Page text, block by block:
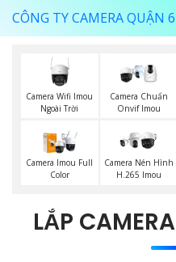
CÔNG TY CAMERA QUẬN 6
Camera Wifi Imou
Ngoài Trời
Camera Chuẩn
Onvif Imou
Camera Imou Full
Color
Camera Nén Hình
H.265 Imou
LẮP